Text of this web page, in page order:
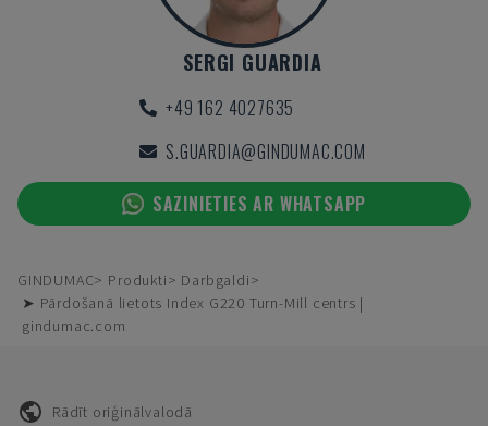
SERGI GUARDIA
+49 162 4027635
S.GUARDIA@GINDUMAC.COM
SAZINIETIES AR WHATSAPP
GINDUMAC Produkti
Darbgaldi
➤ Pārdošanā lietots Index G220 Turn-Mill centrs |
gindumac.com
Rādīt oriģinālvalodā